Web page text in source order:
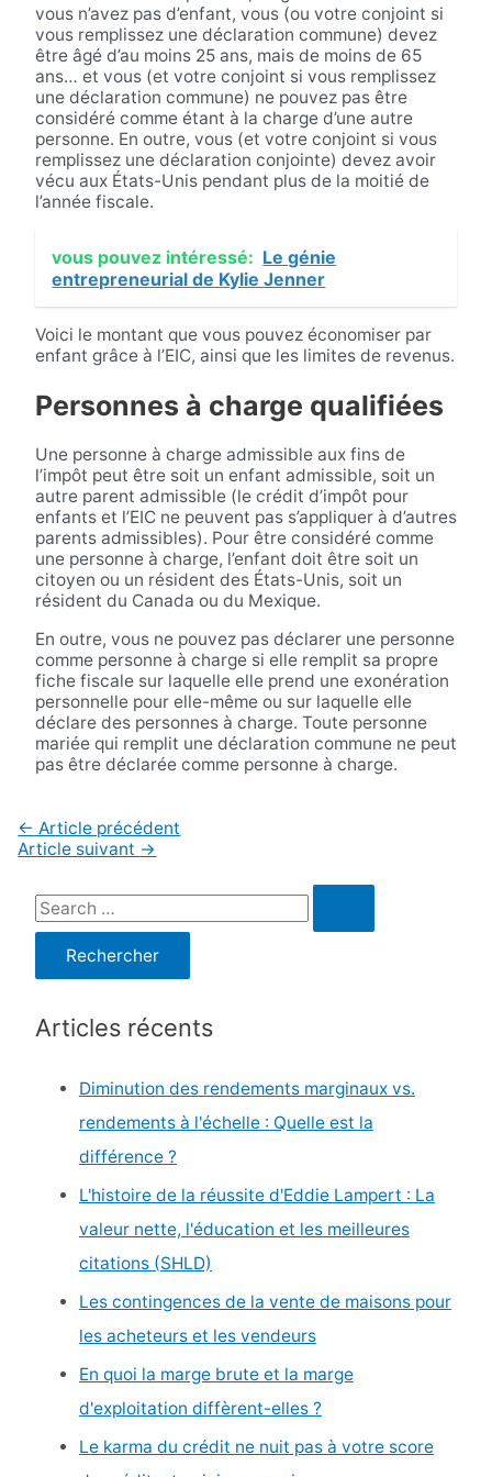
vous n’avez pas d’enfant, vous (ou votre conjoint si
vous remplissez une déclaration commune) devez
être âgé d’au moins 25 ans, mais de moins de 65
ans… et vous (et votre conjoint si vous remplissez
une déclaration commune) ne pouvez pas être
considéré comme étant à la charge d’une autre
personne. En outre, vous (et votre conjoint si vous
remplissez une déclaration conjointe) devez avoir
vécu aux États-Unis pendant plus de la moitié de
l’année fiscale.
vous pouvez intéressé: Le génie
entrepreneurial de Kylie Jenner
Voici le montant que vous pouvez économiser par
enfant grâce à l’EIC, ainsi que les limites de revenus.
Personnes à charge qualifiées
Une personne à charge admissible aux fins de
l’impôt peut être soit un enfant admissible, soit un
autre parent admissible (le crédit d’impôt pour
enfants et l’EIC ne peuvent pas s’appliquer à d’autres
parents admissibles). Pour être considéré comme
une personne à charge, l’enfant doit être soit un
citoyen ou un résident des États-Unis, soit un
résident du Canada ou du Mexique.
En outre, vous ne pouvez pas déclarer une personne
comme personne à charge si elle remplit sa propre
fiche fiscale sur laquelle elle prend une exonération
personnelle pour elle-même ou sur laquelle elle
déclare des personnes à charge. Toute personne
mariée qui remplit une déclaration commune ne peut
pas être déclarée comme personne à charge.
Navigation
de
← Article précédent
Article suivant →
R
e
e
Articles récents
Diminution des rendements marginaux vs.
rendements à l'échelle : Quelle est la
différence ?
L'histoire de la réussite d'Eddie Lampert : La
valeur nette, l'éducation et les meilleures
citations (SHLD)
Les contingences de la vente de maisons pour
les acheteurs et les vendeurs
En quoi la marge brute et la marge
d'exploitation diffèrent-elles ?
Le karma du crédit ne nuit pas à votre score